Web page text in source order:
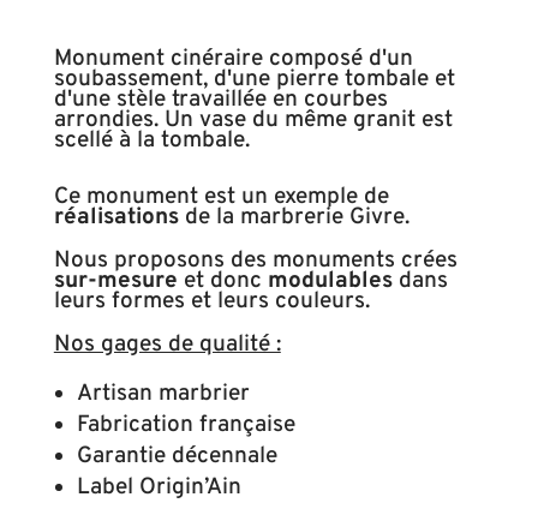
Monument cinéraire composé d'un
soubassement, d'une pierre tombale et
d'une stèle travaillée en courbes
arrondies. Un vase du même granit est
scellé à la tombale.
Ce monument est un exemple de
réalisationsde la marbrerie Givre.
Nous proposons des monuments crées
sur-mesure et donc modulablesdans
leurs formes et leurs couleurs.
Nos gages de qualité :
Artisan marbrier
Fabrication française
Garantie décennale
Label Origin’Ain